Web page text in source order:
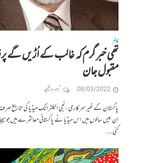
کالم
تھی خبر گرم کہ غالب کے اُڑیں گے
مقبول جان
08/03/2022 تبصرہ لکھیے
پاکستان کے غیر سرکاری، نجی الیکٹرانک میڈیا کی تاریخ
ان بیس سالوں میں اس میڈیا نے پاکستانی معاشرے میں جو
کئی...